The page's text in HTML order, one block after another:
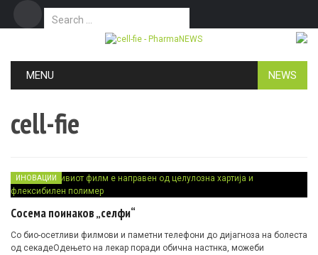
Search for:
MENU NEWS
cell-fie
ИНОВАЦИИ
Сосема поинаков „селфи“
Со био-осетливи филмови и паметни телефони до дијагноза на болеста
од секадеОдењето на лекар поради обична настнка, можеби